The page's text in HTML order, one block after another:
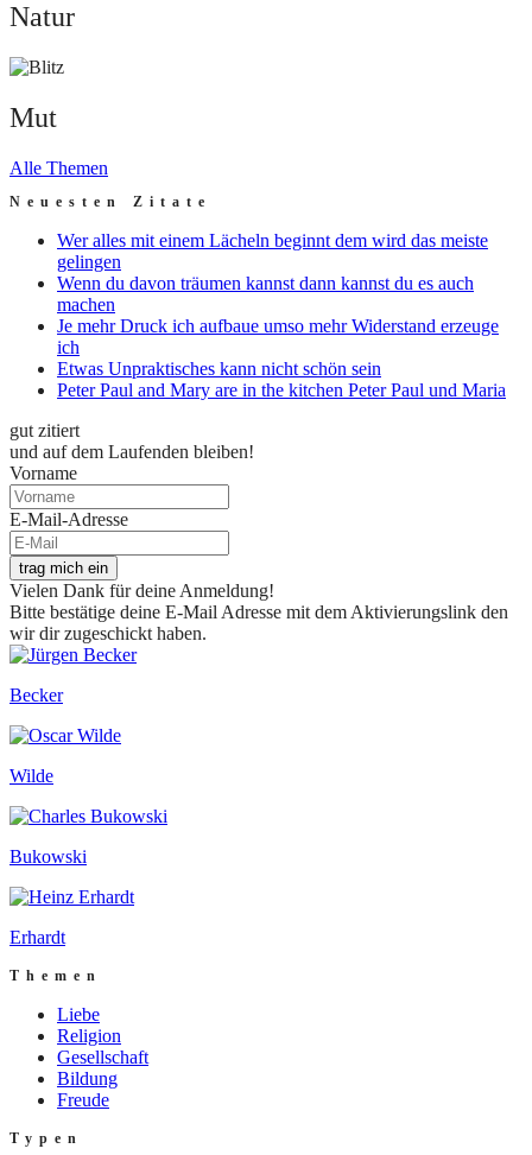
Natur
Mut
Mut
Alle Themen
Neuesten Zitate
Wer alles mit einem Lächeln beginnt dem wird das meiste
gelingen
Wenn du davon träumen kannst dann kannst du es auch
machen
Je mehr Druck ich aufbaue umso mehr Widerstand erzeuge
ich
Etwas Unpraktisches kann nicht schön sein
Peter Paul and Mary are in the kitchen Peter Paul und Maria
gut zitiert
und auf dem Laufenden bleiben!
Vorname
E-Mail-Adresse
trag mich ein
Vielen Dank für deine Anmeldung!
Bitte bestätige deine E-Mail Adresse mit dem Aktivierungslink den
wir dir zugeschickt haben.
Becker
Wilde
Bukowski
Erhardt
Themen
Liebe
Religion
Gesellschaft
Bildung
Freude
Typen